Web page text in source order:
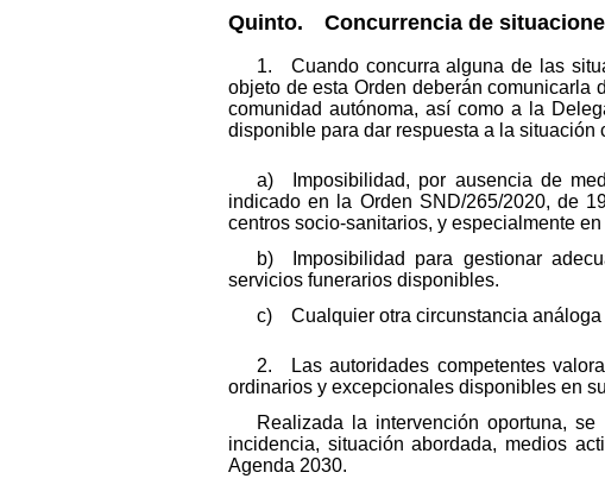
Quinto. Concurrencia de
1. Cuando concurra alguna de las
objeto de esta Orden deberán
comunidad autónoma, así como a la
disponible para dar respuesta a la situación
a) Imposibilidad, por ausencia de
indicado en la Orden SND/265/2020, de
centros socio-sanitarios, y especialmente
b) Imposibilidad para gestionar
servicios funerarios disponibles.
c) Cualquier otra circunstancia análoga
2. Las autoridades competentes
ordinarios y excepcionales disponibles en
Realizada la intervención oportuna,
incidencia, situación abordada, medios
Agenda 2030.